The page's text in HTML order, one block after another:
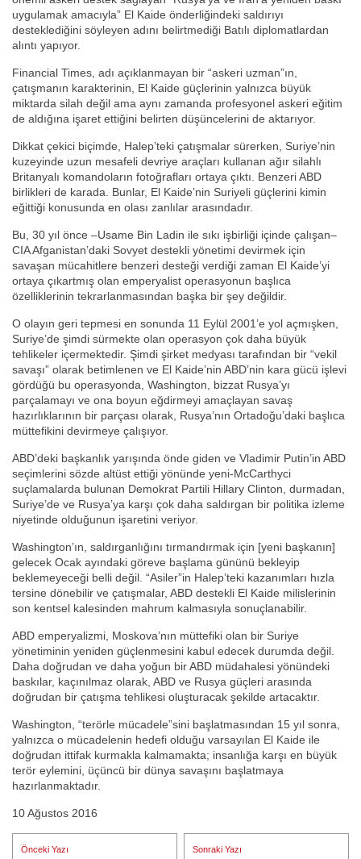
uygulamak amacıyla” El Kaide önderliğindeki saldırıyı
desteklediğini söyleyen adını belirtmediği Batılı diplomatlardan
alıntı yapıyor.
Financial Times, adı açıklanmayan bir “askeri uzman”ın,
çatışmanın karakterinin, El Kaide güçlerinin yalnızca büyük
miktarda silah değil ama aynı zamanda profesyonel askeri eğitim
de aldığına işaret ettiğini belirten düşüncelerini de aktarıyor.
Dikkat çekici biçimde, Halep’teki çatışmalar sürerken, Suriye’nin
kuzeyinde uzun mesafeli devriye araçları kullanan ağır silahlı
Britanyalı komandoların fotoğrafları ortaya çıktı. Benzeri ABD
birlikleri de karada. Bunlar, El Kaide’nin Suriyeli güçlerini kimin
eğittiği konusunda en olası zanlılar arasındadır.
Bu, 30 yıl önce –Usame Bin Ladin ile sıkı işbirliği içinde çalışan–
CIA Afganistan’daki Sovyet destekli yönetimi devirmek için
savaşan mücahitlere benzeri desteği verdiği zaman El Kaide’yi
ortaya çıkartmış olan emperyalist operasyonun başlıca
özelliklerinin tekrarlanmasından başka bir şey değildir.
O olayın geri tepmesi en sonunda 11 Eylül 2001’e yol açmışken,
Suriye’de şimdi sürmekte olan operasyon çok daha büyük
tehlikeler içermektedir. Şimdi şirket medyası tarafından bir “vekil
savaşı” olarak betimlenen ve El Kaide’nin ABD’nin kara gücü işlevi
gördüğü bu operasyonda, Washington, bizzat Rusya’yı
parçalamayı ve ona boyun eğdirmeyi amaçlayan savaş
hazırlıklarının bir parçası olarak, Rusya’nın Ortadoğu’daki başlıca
müttefikini devirmeye çalışıyor.
ABD’deki başkanlık yarışında önde giden ve Vladimir Putin’in ABD
seçimlerini sözde altüst ettiği yönünde yeni-McCarthyci
suçlamalarda bulunan Demokrat Partili Hillary Clinton, durmadan,
Suriye’de ve Rusya’ya karşı çok daha saldırgan bir politika izleme
niyetinde olduğunun işaretini veriyor.
Washington’ın, saldırganlığını tırmandırmak için [yeni başkanın]
gelecek Ocak ayındaki göreve başlama gününü bekleyip
beklemeyeceği belli değil. “Asiler”in Halep’teki kazanımları hızla
tersine dönebilir ve çatışmalar, ABD destekli El Kaide milislerinin
son kentsel kalesinden mahrum kalmasıyla sonuçlanabilir.
ABD emperyalizmi, Moskova’nın müttefiki olan bir Suriye
yönetiminin yeniden güçlenmesini kabul edecek durumda değil.
Daha doğrudan ve daha yoğun bir ABD müdahalesi yönündeki
baskılar, kaçınılmaz olarak, ABD ve Rusya güçleri arasında
doğrudan bir çatışma tehlikesi oluşturacak şekilde artacaktır.
Washington, “terörle mücadele”sini başlatmasından 15 yıl sonra,
yalnızca o mücadelenin hedefi olduğu varsayılan El Kaide ile
doğrudan ittifak kurmakla kalmamakta; insanlığa karşı en büyük
terör eylemini, üçüncü bir dünya savaşını başlatmaya
hazırlanmaktadır.
10 Ağustos 2016
Yazı
Önceki Yazı
Sonraki Yazı